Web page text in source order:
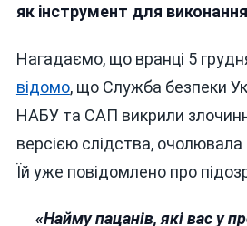
як інструмент для
Нагадаємо, що вранці 5
відомо, що Служба безпеки
НАБУ та САП викрили
версією слідства,
Їй уже повідомлено про
«Найму пацанів, які вас у